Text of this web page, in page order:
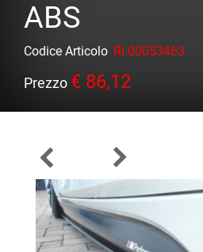
ABS
Codice Articolo RI 00053463
Prezzo € 86,12